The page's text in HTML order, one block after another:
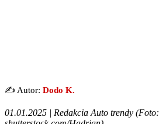
✍️ Autor: Dodo K.
01.01.2025 | Redakcia Auto trendy (Foto: